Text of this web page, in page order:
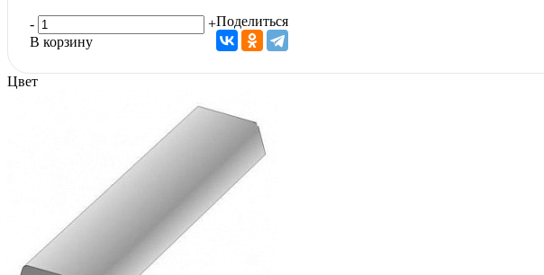
-
+
В корзину
Поделиться
Цвет